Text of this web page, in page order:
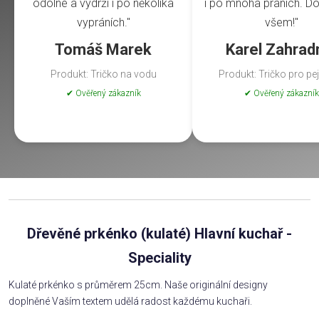
odolné a vydrží i po několika
vypráních."
Tomáš Marek
Produkt: Tričko na vodu
✔ Ověřený zákazník
i po mnoha praních.
všem!"
Karel
Produkt: Tričko pro
✔ Ověřený zákazník
Dřevěné prkénko (kulaté) Hlavní kuchař -
Speciality
Kulaté prkénko s průměrem 25cm. Naše originální designy
doplněné Vaším textem udělá radost každému kuchaři.